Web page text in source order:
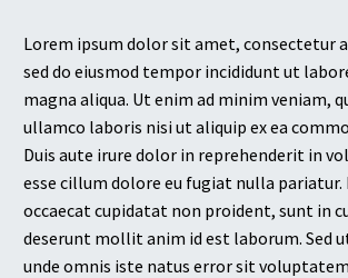
Lorem ipsum dolor sit amet, consectetur
sed do eiusmod tempor incididunt ut
magna aliqua. Ut enim ad minim veniam,
ullamco laboris nisi ut aliquip ex ea
Duis aute irure dolor in reprehenderit in
esse cillum dolore eu fugiat nulla pariatur.
occaecat cupidatat non proident, sunt in
deserunt mollit anim id est laborum. Sed
unde omnis iste natus error sit